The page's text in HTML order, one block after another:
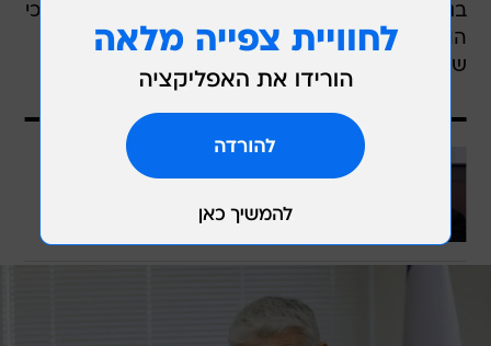
בנושא האיראני, אך לטענתו הוא סירב. נתניהו אמר כי
הוא הבהיר לביידן ובלינקן כי הוא ישמור על זכותה
של ישראל להגנה עצמית מול איראן.
עוד בוואלה
בנט: הבחירה בראיסי לנשיא איראן -